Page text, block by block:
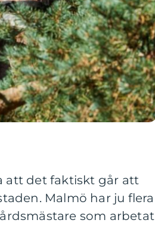
att det faktiskt går att
Malmö har ju flera
som arbetat